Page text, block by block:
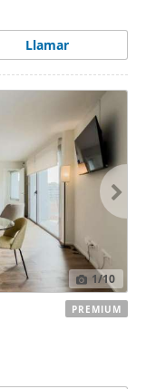
Llamar
1/10
PREMIUM